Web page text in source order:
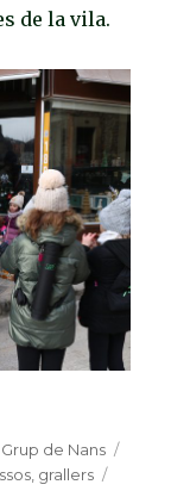
de la vila.
Grup de Nans
grallers